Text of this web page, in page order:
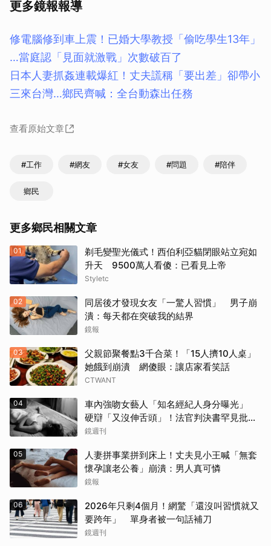
更多鏡報報導
修電腦修到車上震！已婚大學教授「偷吃學生13年」
…當庭認「見面就激戰」次數破百了
日本人妻抓姦連載爆紅！丈夫謊稱「要出差」卻帶小
三來台灣…鄉民齊喊：全台動森出任務
查看原始文章
#工作 #網友 #女友 #問題 #陪伴
鄉民
更多鄉民相關文章
01
剃毛變聖光儀式！西伯利亞貓閉眼站立宛如
升天 9500萬人看傻：已看見上帝
Styletc
02
同居後才發現女友「一驚人習慣」 男子崩
潰：每天都在突破我的結界
鏡報
03
父親節聚餐點3千合菜！「15人擠10人桌」
她餓到崩潰 網傻眼：讓店家看笑話
CTWANT
04
車內強吻女藝人「知名經紀人身分曝光」
硬辯「又沒伸舌頭」！法官判決書罕見批噁
心
鏡週刊
05
人妻拼事業拼到床上！丈夫見小王喊「無套
懷孕讓老公養」崩潰：男人真可憐
鏡報
06
2026年只剩4個月！網驚「還沒叫習慣就又
要跨年」 單身者被一句話補刀
鏡週刊